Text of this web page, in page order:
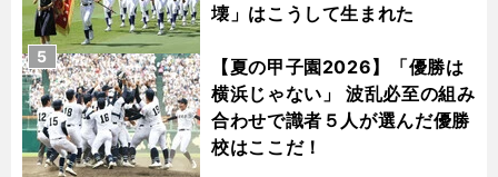
壊」はこうして生まれた
【夏の甲子園2026】「優勝は
横浜じゃない」 波乱必至の組み
合わせで識者５人が選んだ優勝
校はここだ！
5